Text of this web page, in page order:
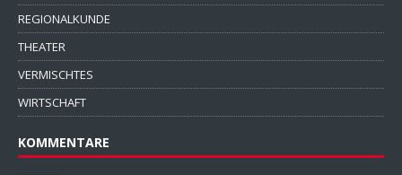
REGIONALKUNDE
THEATER
VERMISCHTES
WIRTSCHAFT
KOMMENTARE